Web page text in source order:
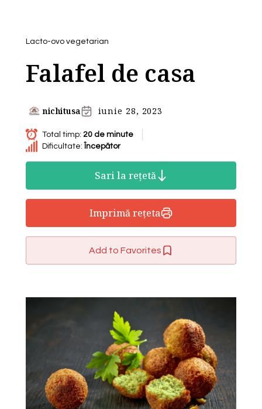
Lacto-ovo vegetarian
Falafel de casa
nichitusa iunie 28, 2023
Total timp: 20 de minute
Dificultate: Începător
Sari la rețetă
Imprimă rețeta
Add to Favorites